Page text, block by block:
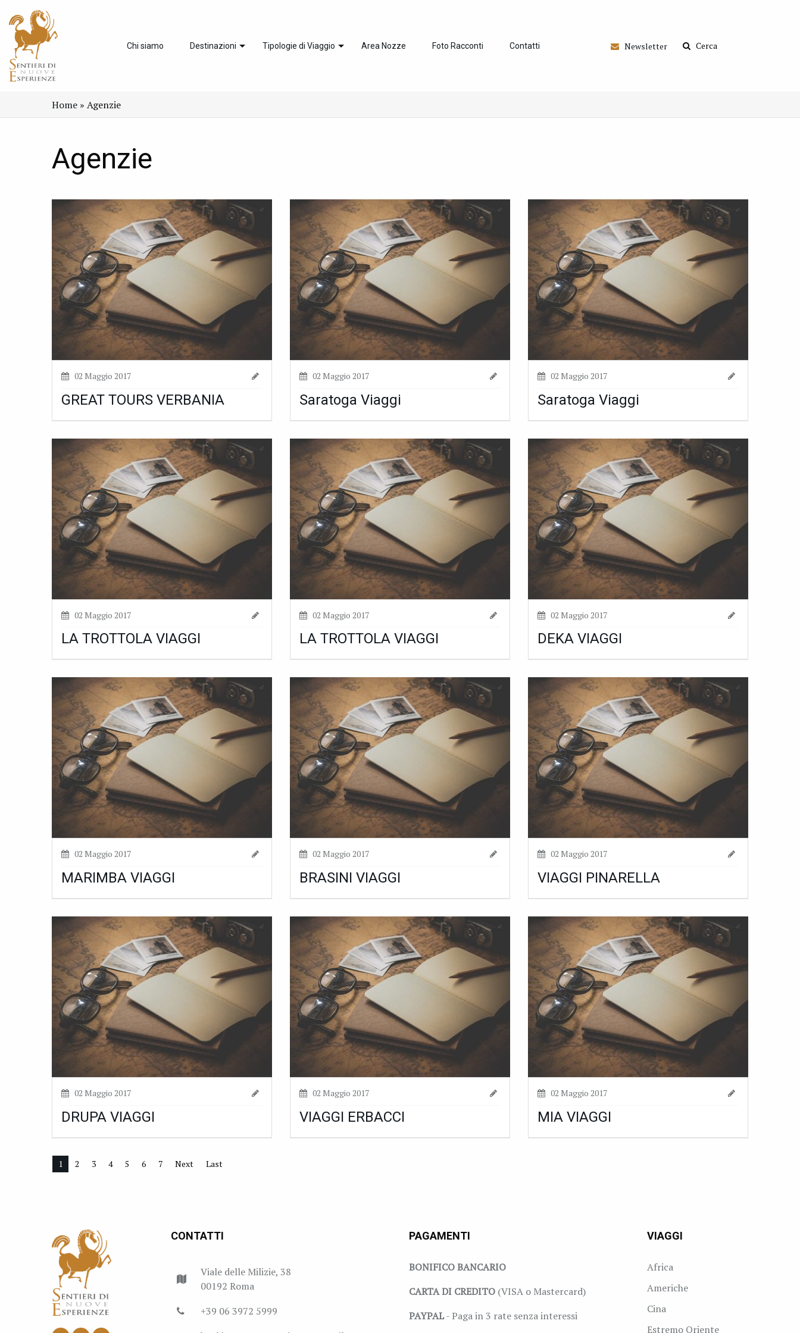
Chi siamo Destinazioni Tipologie di Viaggio Area Nozze Foto Racconti Contatti Newsletter Cerca
Home » Agenzie
Agenzie
02 Maggio 2017
GREAT TOURS VERBANIA
02 Maggio 2017
Saratoga Viaggi
02 Maggio 2017
Saratoga Viaggi
02 Maggio 2017
LA TROTTOLA VIAGGI
02 Maggio 2017
LA TROTTOLA VIAGGI
02 Maggio 2017
DEKA VIAGGI
02 Maggio 2017
MARIMBA VIAGGI
02 Maggio 2017
BRASINI VIAGGI
02 Maggio 2017
VIAGGI PINARELLA
02 Maggio 2017
DRUPA VIAGGI
02 Maggio 2017
VIAGGI ERBACCI
02 Maggio 2017
MIA VIAGGI
1 2 3 4 5 6 7 Next Last
CONTATTI
Viale delle Milizie, 38
00192 Roma
+39 06 3972 5999
PAGAMENTI
BONIFICO BANCARIO
CARTA DI CREDITO(VISA o Mastercard)
PAYPAL- Paga in 3 rate senza interessi
VIAGGI
Africa
Americhe
Cina
Estremo Oriente